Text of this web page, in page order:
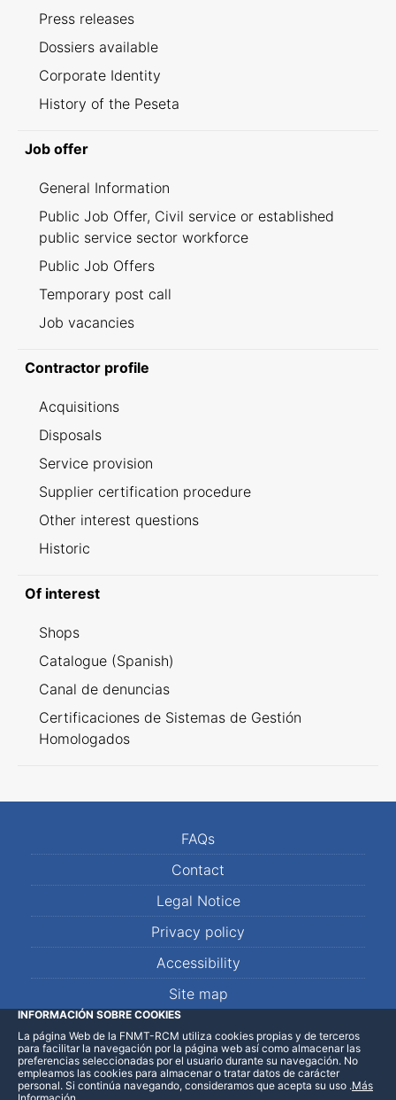
Press releases
Dossiers available
Corporate Identity
History of the Peseta
Job offer
General Information
Public Job Offer, Civil service or established
public service sector workforce
Public Job Offers
Temporary post call
Job vacancies
Contractor profile
Acquisitions
Disposals
Service provision
Supplier certification procedure
Other interest questions
Historic
Of interest
Shops
Catalogue (Spanish)
Canal de denuncias
Certificaciones de Sistemas de Gestión
Homologados
FAQs
Contact
Legal Notice
Privacy policy
Accessibility
Site map
LinkedInFacebookWhatsApp
INFORMACIÓN SOBRE COOKIES
La página Web de la FNMT-RCM utiliza cookies propias y de terceros
para facilitar la navegación por la página web así como almacenar las
preferencias seleccionadas por el usuario durante su navegación. No
empleamos las cookies para almacenar o tratar datos de carácter
personal. Si continúa navegando, consideramos que acepta su uso .Más